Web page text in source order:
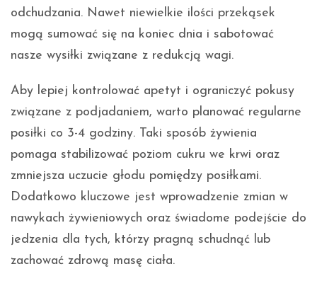
odchudzania. Nawet niewielkie ilości przekąsek
mogą sumować się na koniec dnia i sabotować
nasze wysiłki związane z redukcją wagi.
Aby lepiej kontrolować apetyt i ograniczyć pokusy
związane z podjadaniem, warto planować regularne
posiłki co 3-4 godziny. Taki sposób żywienia
pomaga stabilizować poziom cukru we krwi oraz
zmniejsza uczucie głodu pomiędzy posiłkami.
Dodatkowo kluczowe jest wprowadzenie zmian w
nawykach żywieniowych oraz świadome podejście do
jedzenia dla tych, którzy pragną schudnąć lub
zachować zdrową masę ciała.